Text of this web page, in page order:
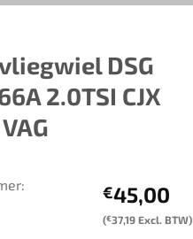
DSG
2.0TSI CJX
€45,00
(€37,19 Excl. BTW)